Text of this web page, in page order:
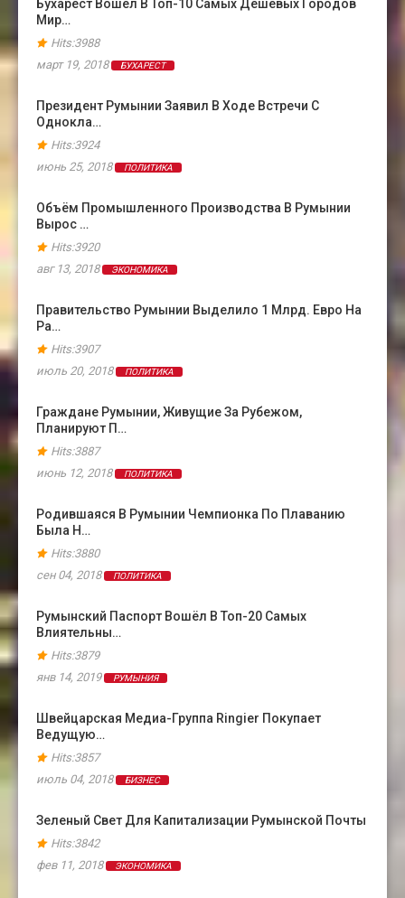
Бухарест Вошёл В Топ-10 Самых Дешевых Городов
Мир…
Hits:3988
март 19, 2018
БУХАРЕСТ
Президент Румынии Заявил В Ходе Встречи С
Однокла…
Hits:3924
июнь 25, 2018
ПОЛИТИКА
Объём Промышленного Производства В Румынии
Вырос …
Hits:3920
авг 13, 2018
ЭКОНОМИКА
Правительство Румынии Выделило 1 Млрд. Евро На
Ра…
Hits:3907
июль 20, 2018
ПОЛИТИКА
Граждане Румынии, Живущие За Рубежом,
Планируют П…
Hits:3887
июнь 12, 2018
ПОЛИТИКА
Родившаяся В Румынии Чемпионка По Плаванию
Была Н…
Hits:3880
сен 04, 2018
ПОЛИТИКА
Румынский Паспорт Вошёл В Топ-20 Самых
Влиятельны…
Hits:3879
янв 14, 2019
РУМЫНИЯ
Швейцарская Медиа-Группа Ringier Покупает
Ведущую…
Hits:3857
июль 04, 2018
БИЗНЕС
Зеленый Свет Для Капитализации Румынской Почты
Hits:3842
фев 11, 2018
ЭКОНОМИКА